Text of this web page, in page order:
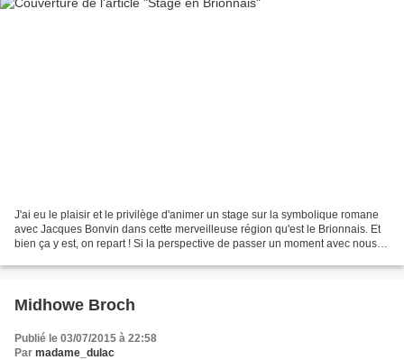
J'ai eu le plaisir et le privilège d'animer un stage sur la symbolique romane
avec Jacques Bonvin dans cette merveilleuse région qu'est le Brionnais. Et
bien ça y est, on repart ! Si la perspective de passer un moment avec nous
Midhowe Broch
Publié le 03/07/2015 à 22:58
Par madame_dulac